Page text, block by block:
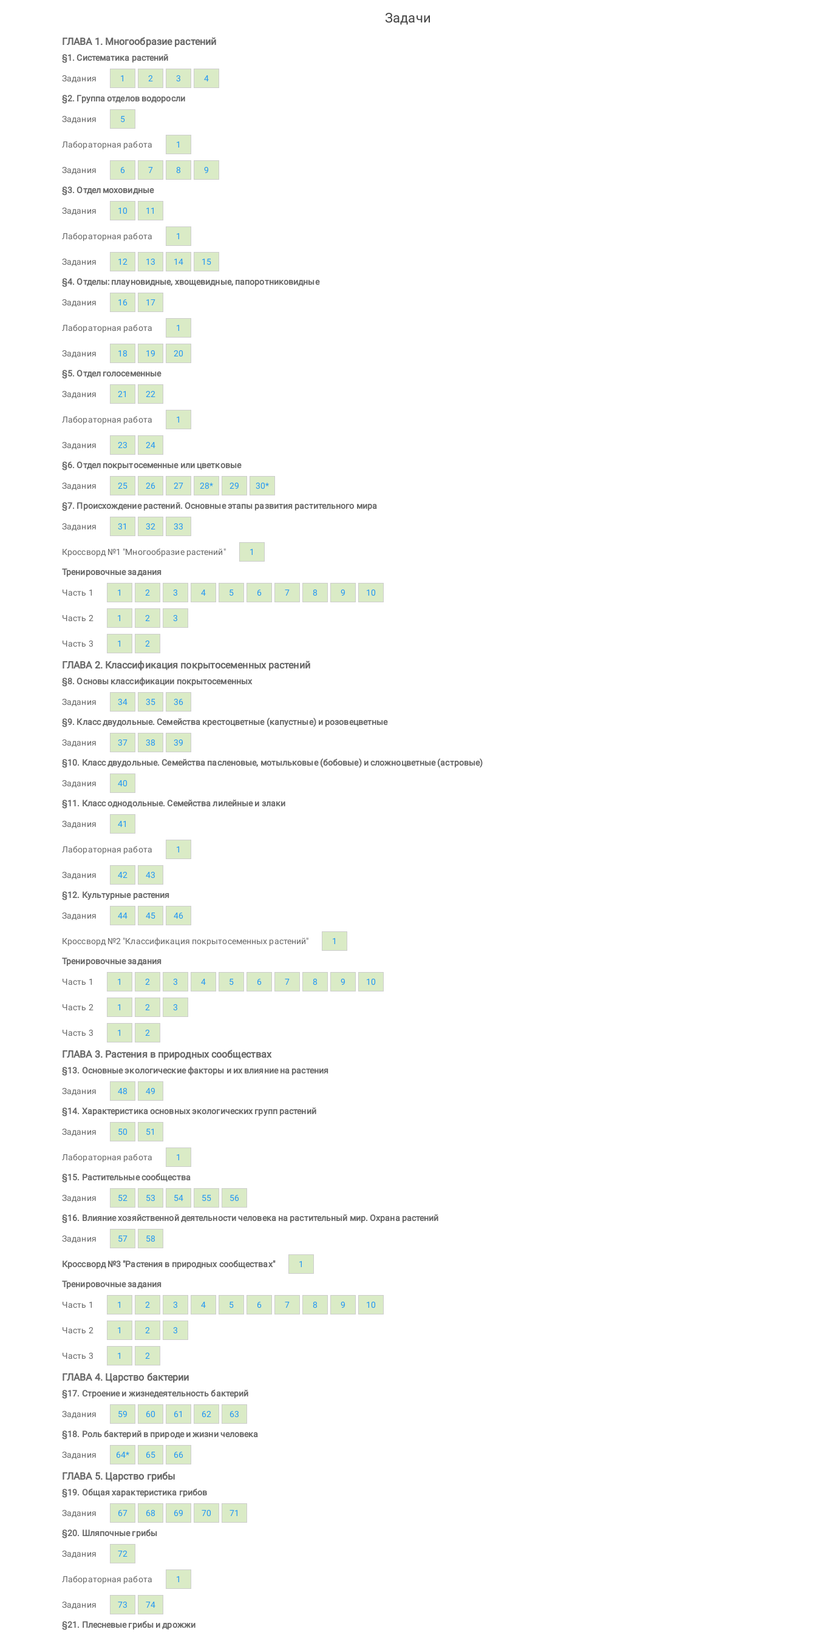
Задачи
ГЛАВА 1. Многообразие растений
§1. Систематика растений
Задания 1 2 3 4
§2. Группа отделов водоросли
Задания 5
Лабораторная работа 1
Задания 6 7 8 9
§3. Отдел моховидные
Задания 10 11
Лабораторная работа 1
Задания 12 13 14 15
§4. Отделы: плауновидные, хвощевидные, папоротниковидные
Задания 16 17
Лабораторная работа 1
Задания 18 19 20
§5. Отдел голосеменные
Задания 21 22
Лабораторная работа 1
Задания 23 24
§6. Отдел покрытосеменные или цветковые
Задания 25 26 27 28* 29 30*
§7. Происхождение растений. Основные этапы развития растительного мира
Задания 31 32 33
Кроссворд №1 "Многообразие растений" 1
Тренировочные задания
Часть 1 1 2 3 4 5 6 7 8 9 10
Часть 2 1 2 3
Часть 3 1 2
ГЛАВА 2. Классификация покрытосеменных растений
§8. Основы классификации покрытосеменных
Задания 34 35 36
§9. Класс двудольные. Семейства крестоцветные (капустные) и розовецветные
Задания 37 38 39
§10. Класс двудольные. Семейства пасленовые, мотыльковые (бобовые) и сложноцветные (астровые)
Задания 40
§11. Класс однодольные. Семейства лилейные и злаки
Задания 41
Лабораторная работа 1
Задания 42 43
§12. Культурные растения
Задания 44 45 46
Кроссворд №2 "Классификация покрытосеменных растений" 1
Тренировочные задания
Часть 1 1 2 3 4 5 6 7 8 9 10
Часть 2 1 2 3
Часть 3 1 2
ГЛАВА 3. Растения в природных сообществах
§13. Основные экологические факторы и их влияние на растения
Задания 48 49
§14. Характеристика основных экологических групп растений
Задания 50 51
Лабораторная работа 1
§15. Растительные сообщества
Задания 52 53 54 55 56
§16. Влияние хозяйственной деятельности человека на растительный мир. Охрана растений
Задания 57 58
Кроссворд №3 "Растения в природных сообществах" 1
Тренировочные задания
Часть 1 1 2 3 4 5 6 7 8 9 10
Часть 2 1 2 3
Часть 3 1 2
ГЛАВА 4. Царство бактерии
§17. Строение и жизнедеятельность бактерий
Задания 59 60 61 62 63
§18. Роль бактерий в природе и жизни человека
Задания 64* 65 66
ГЛАВА 5. Царство грибы
§19. Общая характеристика грибов
Задания 67 68 69 70 71
§20. Шляпочные грибы
Задания 72
Лабораторная работа 1
Задания 73 74
§21. Плесневые грибы и дрожжи